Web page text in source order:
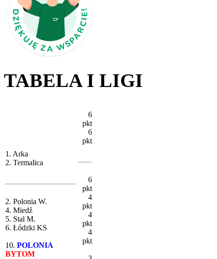
TABELA I LIGI
1. Arka
2. Termalica
2. Polonia W.
4. Miedź
5. Stal M.
6. Łódzki KS
10. POLONIA
BYTOM
6
pkt
6
pkt
6
pkt
4
pkt
4
pkt
4
pkt